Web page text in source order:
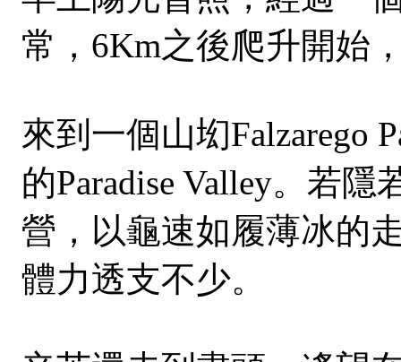
常，6Km之後爬升開始
來到一個山㘭Falzarego
的Paradise Valley。若
營，以龜速如履薄冰的
體力透支不少。